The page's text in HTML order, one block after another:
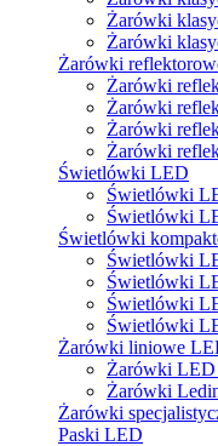
Żarówki
Żarówki
Żarówki
Żarówki
Żarówki
Żarówki
Żarówki
Świetlówki LED
Świetlówki
Świetlówki
Świetlówki
Świetlówki
Świetlówki
Świetlówki
Świetlówki
Żarówki liniowe
Żarówki LED
Żarówki
Żarówki
Paski LED